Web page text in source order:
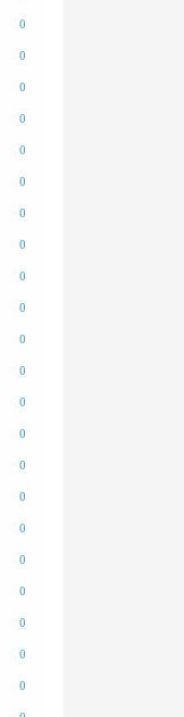
0
0
0
0
0
0
0
0
0
0
0
0
0
0
0
0
0
0
0
0
0
0